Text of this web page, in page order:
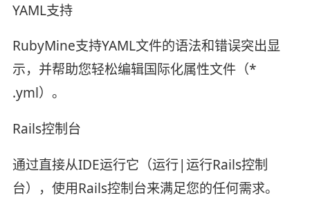
YAML支持
RubyMine支持YAML文件的语法和错误突出显
示，并帮助您轻松编辑国际化属性文件（*
.yml）。
Rails控制台
通过直接从IDE运行它（运行|运行Rails控制
台），使用Rails控制台来满足您的任何需求。